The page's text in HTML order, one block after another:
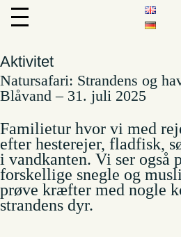
Aktivitet
Natursafari: Strandens og
Blåvand – 31. juli 2025
Familietur hvor vi med
efter hesterejer, fladfisk,
i vandkanten. Vi ser også
forskellige snegle og
prøve kræfter med nogle
strandens dyr.